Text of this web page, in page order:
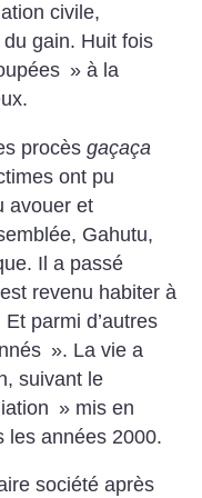
civile,
gain. Huit fois
» à la
procèsgaçaça
ont pu
avouer et
Gahutu,
Il a passé
revenu habiter à
parmi d’autres
». La vie a
suivant le
» mis en
les années 2000.
société après